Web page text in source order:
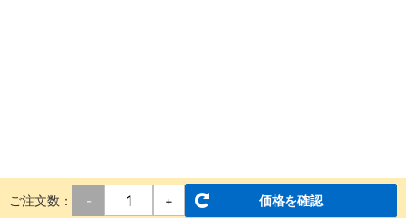
ご注文数： - +
価格を確認